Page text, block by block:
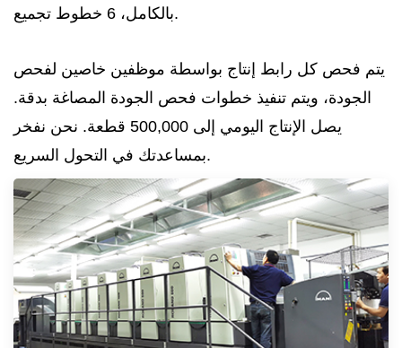
بالكامل، 6 خطوط تجميع.
يتم فحص كل رابط إنتاج بواسطة موظفين خاصين لفحص
الجودة، ويتم تنفيذ خطوات فحص الجودة المصاغة بدقة.
يصل الإنتاج اليومي إلى 500,000 قطعة. نحن نفخر
بمساعدتك في التحول السريع.